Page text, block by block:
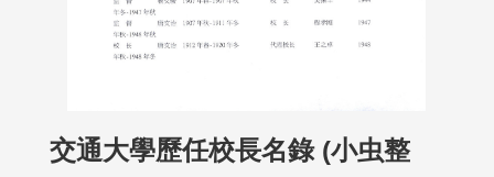
交通大學歷任校長名錄 (小虫整